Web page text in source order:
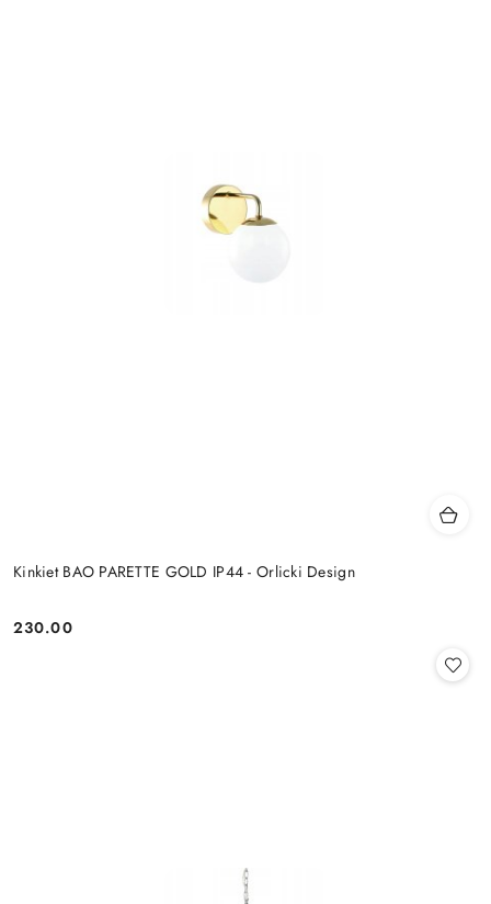
Kinkiet BAO PARETTE GOLD IP44 - Orlicki Design
Cena:
230.00